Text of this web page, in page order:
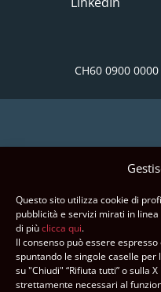
Questo sito utilizza cookie di
pubblicità e servizi mirati in
di piùclicca qui.
Il consenso può essere
spuntando le singole caselle per
su "Chiudi" “Rifiuta tutti” o sulla
strettamente necessari al
CH60 0900
CREDITI E
Fotografie:
Max Pedrazzini,
Website design: